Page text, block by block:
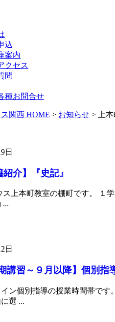
込
案内
クセス
問
種お問合せ
関西 HOME > お知らせ > 上
日
紹介】『史記』
ス上本町教室の棚町です。 １
...
日
講習～９月以降】個別
ン個別指導の授業時間帯です
選 ...